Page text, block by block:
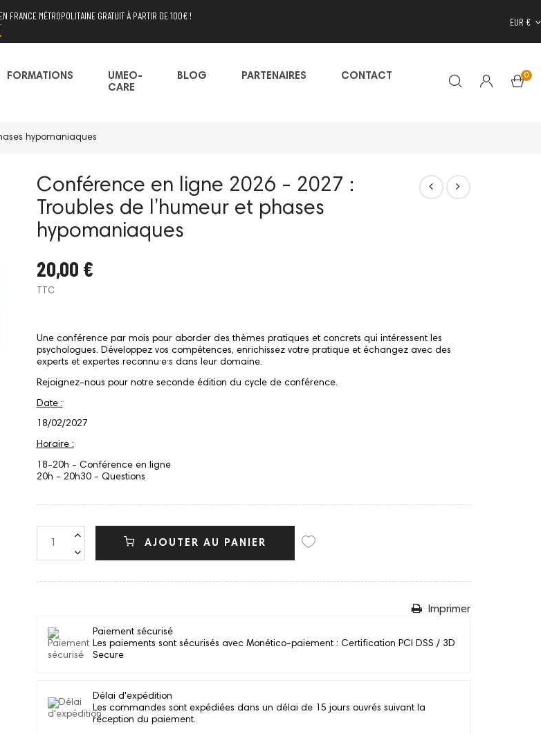
FRANCE MÉTROPOLITAINE GRATUIT À PARTIR DE 100€ !
EUR €
FORMATIONS
UMEO-
CARE
BLOG PARTENAIRES CONTACT 0
hypomaniaques
Conférence en ligne 2026 - 2027 :
Troubles de l’humeur et phases
hypomaniaques
20,00 €
TTC
Une conférence par mois pour aborder des thèmes pratiques et concrets qui intéressent les
psychologues. Développez vos compétences, enrichissez votre pratique et échangez avec des
experts et expertes reconnu·e·s dans leur domaine.
Rejoignez-nous pour notre seconde édition du cycle de conférence.
Date :
18/02/2027
Horaire :
18-20h - Conférence en ligne
20h - 20h30 - Questions
AJOUTER AU PANIER
Imprimer
Paiement sécurisé
Les paiements sont sécurisés avec Monético-paiement : Certification PCI DSS / 3D
Secure
Délai d'expédition
Les commandes sont expédiées dans un délai de 15 jours ouvrés suivant la
réception du paiement.